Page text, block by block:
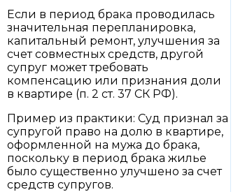
Если в период брака проводилась
значительная перепланировка,
капитальный ремонт, улучшения за
счет совместных средств, другой
супруг может требовать
компенсацию или признания доли
в квартире (п. 2 ст. 37 СК РФ).
Пример из практики: Суд признал за
супругой право на долю в квартире,
оформленной на мужа до брака,
поскольку в период брака жилье
было существенно улучшено за счет
средств супругов.